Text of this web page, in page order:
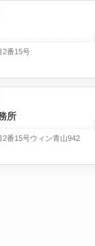
2番15号
所
番15号ウィン青山942